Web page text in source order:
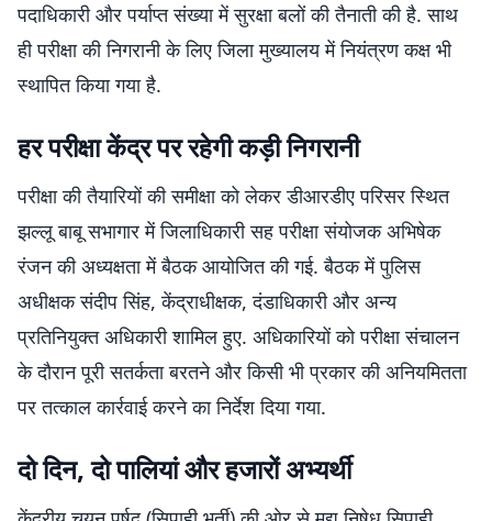
पदाधिकारी और पर्याप्त संख्या में सुरक्षा बलों की तैनाती की है. साथ
ही परीक्षा की निगरानी के लिए जिला मुख्यालय में नियंत्रण कक्ष भी
स्थापित किया गया है.
हर परीक्षा केंद्र पर रहेगी कड़ी निगरानी
परीक्षा की तैयारियों की समीक्षा को लेकर डीआरडीए परिसर स्थित
झल्लू बाबू सभागार में जिलाधिकारी सह परीक्षा संयोजक अभिषेक
रंजन की अध्यक्षता में बैठक आयोजित की गई. बैठक में पुलिस
अधीक्षक संदीप सिंह, केंद्राधीक्षक, दंडाधिकारी और अन्य
प्रतिनियुक्त अधिकारी शामिल हुए. अधिकारियों को परीक्षा संचालन
के दौरान पूरी सतर्कता बरतने और किसी भी प्रकार की अनियमितता
पर तत्काल कार्रवाई करने का निर्देश दिया गया.
दो दिन, दो पालियां और हजारों अभ्यर्थी